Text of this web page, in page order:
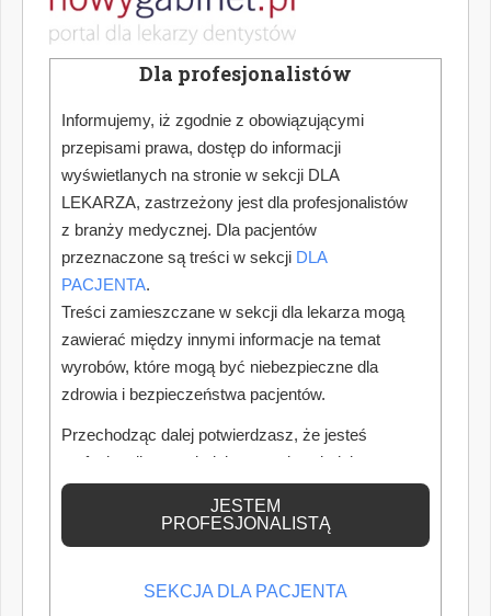
Dla profesjonalistów
Informujemy, iż zgodnie z obowiązującymi
przepisami prawa, dostęp do informacji
wyświetlanych na stronie w sekcji DLA
LEKARZA, zastrzeżony jest dla profesjonalistów
z branży medycznej. Dla pacjentów
przeznaczone są treści w sekcji DLA
PACJENTA.
Treści zamieszczane w sekcji dla lekarza mogą
zawierać między innymi informacje na temat
wyrobów, które mogą być niebezpieczne dla
zdrowia i bezpieczeństwa pacjentów.
Przechodząc dalej potwierdzasz, że jesteś
profesjonalistą posiadającym odpowiednią
wiedzę medyczną.
JESTEM
PROFESJONALISTĄ
SEKCJA DLA PACJENTA